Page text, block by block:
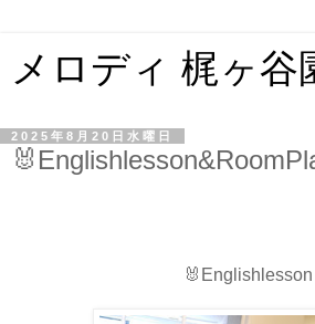
メロディ 梶ヶ谷
2025年8月20日水曜日
🐰Englishlesson